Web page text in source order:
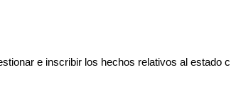
e inscribir los hechos relativos al estado